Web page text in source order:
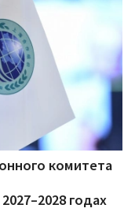
комитета
годах